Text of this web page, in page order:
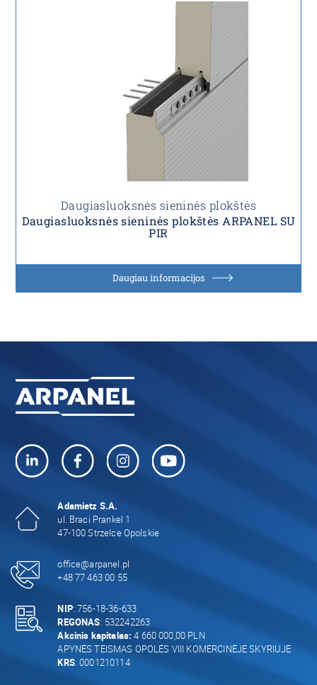
Daugiasluoksnės sieninės plokštės
Daugiasluoksnės sieninės plokštės ARPANEL SU
PIR
Daugiau informacijos
Adamietz S.A.
ul. Braci Prankel 1
47-100 Strzelce Opolskie
office@arpanel.pl
+48 77 463 00 55
NIP: 756-18-36-633
REGONAS: 532242263
Akcinis kapitalas: 4 660 000,00 PLN
APYNĖS TEISMAS OPOLĖS VIII KOMERCINĖJE SKYRIUJE
KRS: 0001210114